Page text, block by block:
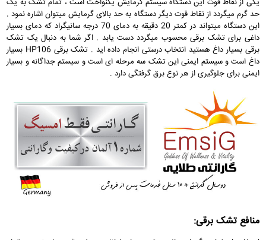
یکی از نقاط قوت این دستگاه سیستم گرمایش یکنواخت است ، تمام تشک به یک
حد گرم میگردد از نقاط قوت دیگر دستگاه به حد بالای گرمایش میتوان اشاره نمود .
این دستگاه میتواند در کمتر 20 دقیقه به دمای 70 درجه سانیگراد که دمای بسیار
داغی برای تشک برقی محسوب میگردد دست یابد . اگر شما به دنبال یک تشک
برقی بسیار داغ هستید انتخاب درستی انجام داده اید . تشک برقی HP106 بسیار
داغ است و سیستم ایمنی این تشک سه مرحله ای است و سیستم جداگانه و بسیار
ایمنی برای جلوگیری از هر نوع برق گرفتگی دارد .
منافع تشک برقی: